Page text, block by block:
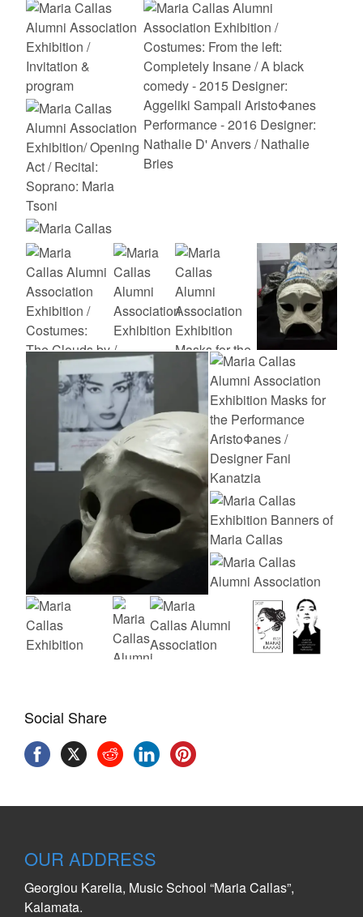
Social Share
OUR ADDRESS
Georgiou Karelia, Music School “Maria Callas”,
Kalamata.